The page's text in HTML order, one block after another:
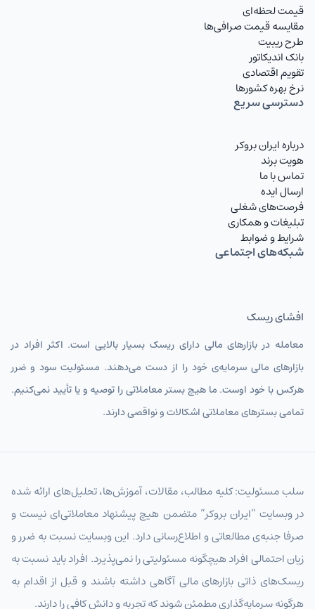
قیمت لحظه‌ای
مقایسه قیمت صرافی‌ها
طرح ریبیت
بانک اندیکاتور
تقویم اقتصادی
نرخ بهره کشورها
دسترسی سریع
درباره ایران بروکر
هویت برند
تماس با ما
ارسال ایده
فرصت‌های شغلی
تبلیغات و همکاری
شرایط و ضوابط
شبکه‌های اجتماعی
افشای ریسک
معامله در بازارهای مالی دارای ریسک بسیار بالایی است. اکثر افراد در
بازارهای مالی سرمایه‌ی خود را از دست می‌دهند. مسئولیت سود و ضرر
هرکس با خود اوست. ما هیچ بستر معاملاتی را توصیه و یا تأیید نمی‌کنیم.
تمامی بسترهای معاملاتی اشکالات و نواقصی دارند.
سلب مسئولیت: کلیه مطالب، مقالات، آموزش‌ها، تحلیل‌های ارائه شده
در وبسایت “ایران بروکر” متضمن هیچ پیشنهاد معاملاتی‌ای نیست و
صرفا جنبه‌ی مطالعاتی و اطلاع‌رسانی دارد. این وبسایت نسبت به ضرر و
زیان احتمالی افراد هیچگونه مسئولیتی را نمی‌پذیرد. افراد باید نسبت به
ریسک‌های ذاتی بازارهای مالی آگاهی داشته باشند و قبل از اقدام به
هرگونه سرمایه‌گذاری مطمئن شوند که تجربه و دانش کافی را دارند.